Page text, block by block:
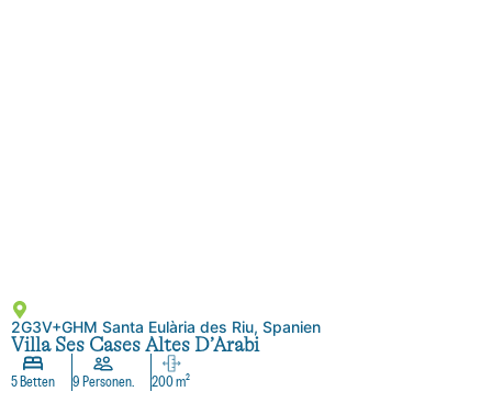
2G3V+GHM Santa Eulària des Riu, Spanien
Villa Ses Cases Altes D’Arabi
5 Betten 9 Personen. 200 m²